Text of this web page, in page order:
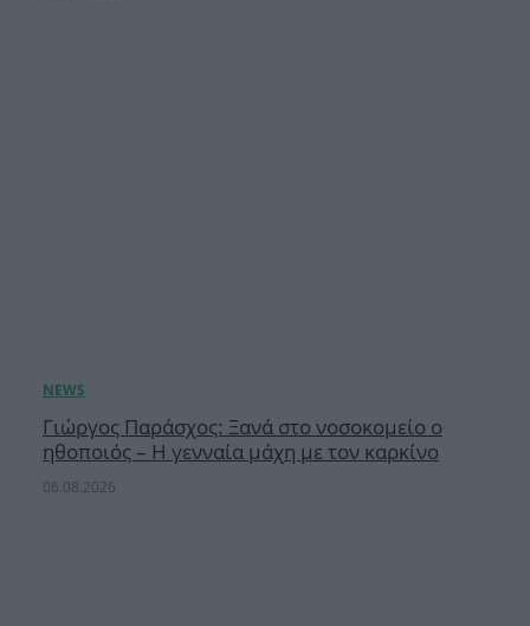
Γιώργος Παράσχος: Ξανά στο νοσοκομείο ο
ηθοποιός – Η γενναία μάχη με τον καρκίνο
06.08.2026